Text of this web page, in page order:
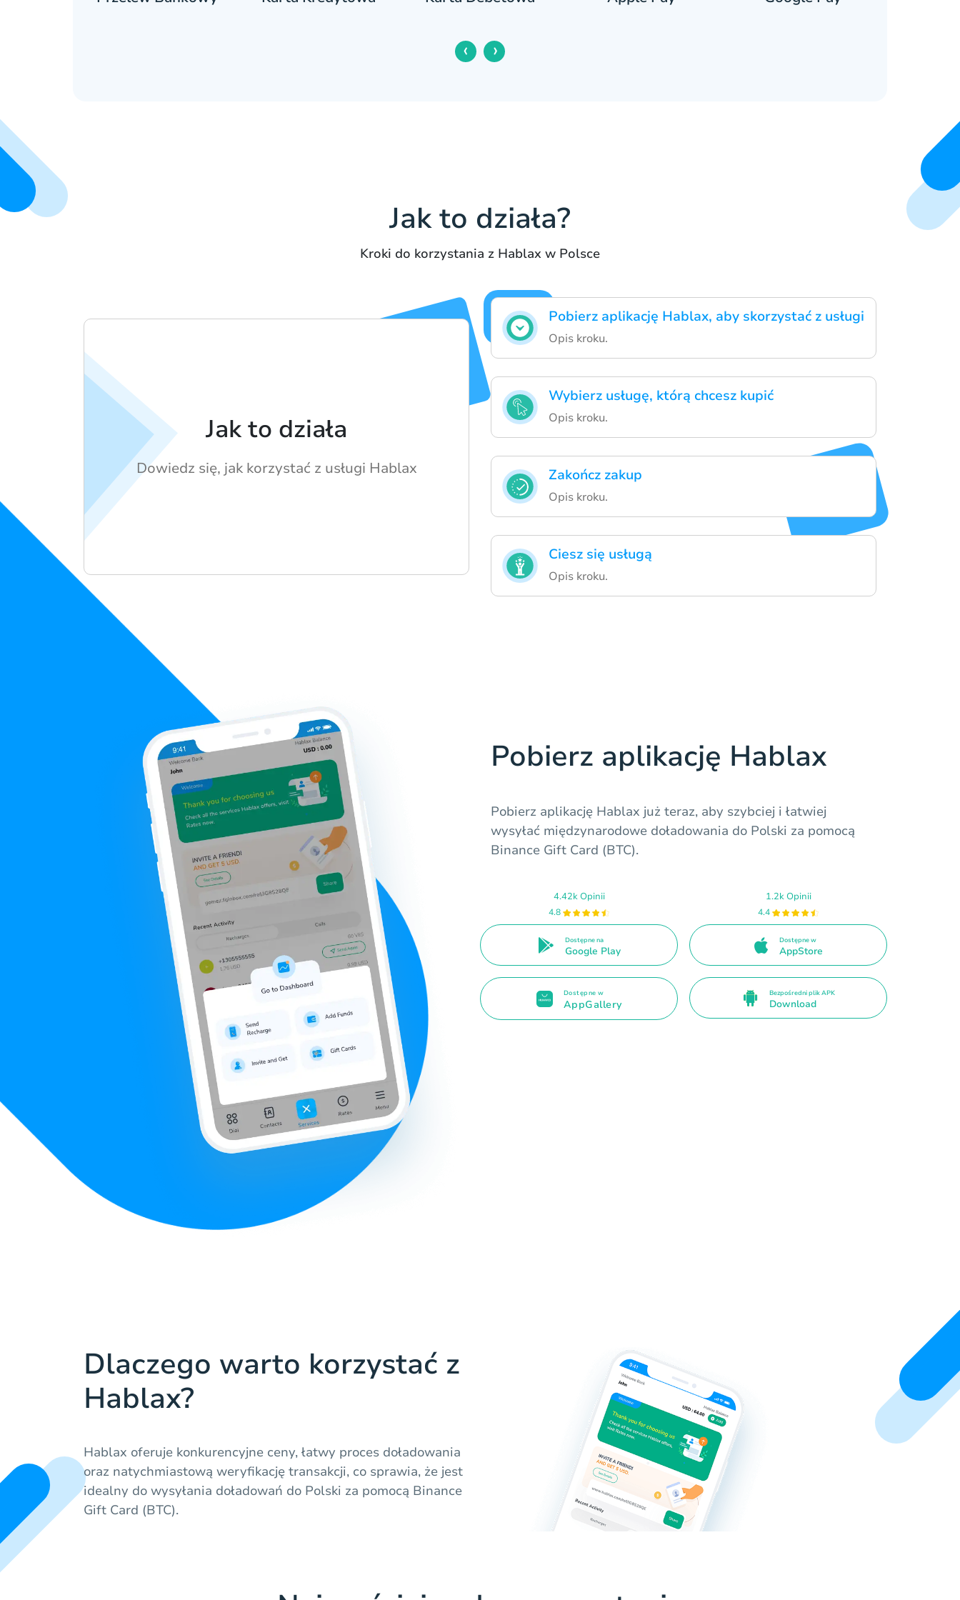
‹ ›
Jak to działa?
Kroki do korzystania z Hablax w Polsce
Pobierz aplikację Hablax, aby skorzystać z usługi
Opis kroku.
Wybierz usługę, którą chcesz kupić
Opis kroku.
Zakończ zakup
Opis kroku.
Ciesz się usługą
Opis kroku.
Jak to działa
Dowiedz się, jak korzystać z usługi Hablax
Pobierz aplikację Hablax
Pobierz aplikację Hablax już teraz, aby szybciej i łatwiej
wysyłać międzynarodowe doładowania do Polski za pomocą
Binance Gift Card (BTC).
4.42k Opinii
4.8
Dostępne na
Google Play
1.2k Opinii
4.4
Dostępne w
AppStore
Dostępne w
AppGallery
Bezpośredni plik APK
Download
Dlaczego warto korzystać z
Hablax?
Hablax oferuje konkurencyjne ceny, łatwy proces doładowania
oraz natychmiastową weryfikację transakcji, co sprawia, że jest
idealny do wysyłania doładowań do Polski za pomocą Binance
Gift Card (BTC).